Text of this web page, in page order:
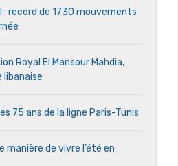
: record de 1730 mouvements
Royal El Mansour Mahdia,
libanaise
75 ans de la ligne Paris-Tunis
manière de vivre l’été en